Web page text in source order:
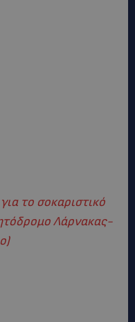
το σοκαριστικό
Λάρνακας-